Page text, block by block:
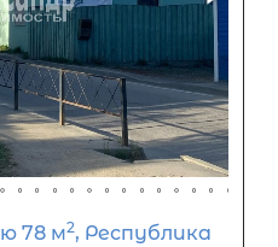
60
40 50 60 70 80
15 лет
15 20 25